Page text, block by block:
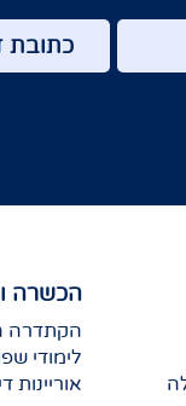
הכשרה
הקתדרה
לימודי
אוריינות